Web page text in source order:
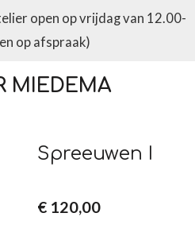
MIEDEMA
open op vrijdag van 12.00-
op afspraak)
Spreeuwen I
€ 120,00